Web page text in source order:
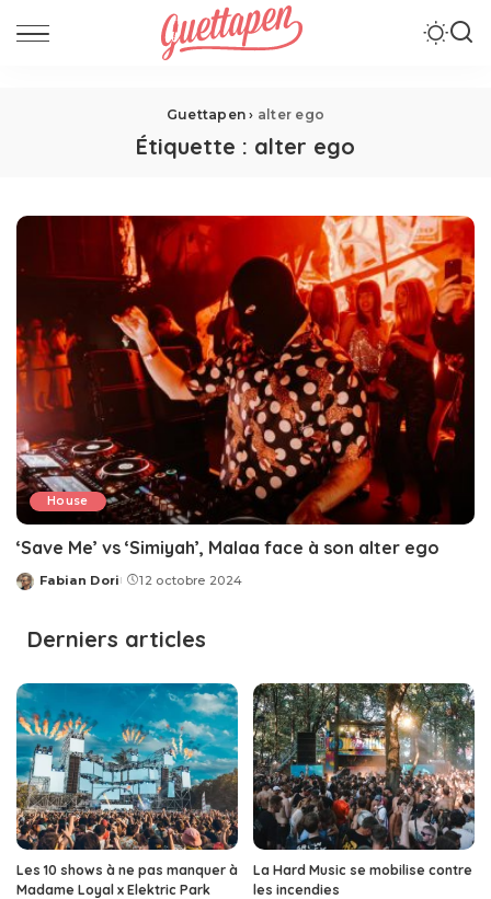
Guettapen › alter ego
Étiquette : alter ego
House
‘Save Me’ vs ‘Simiyah’, Malaa face à son alter ego
Posted
Fabian Dori 12 octobre 2024
Derniers articles
Les 10 shows à ne pas manquer à
Madame Loyal x Elektric Park
La Hard Music se mobilise contre
les incendies